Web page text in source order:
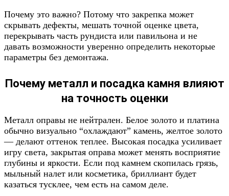
Почему это важно? Потому что закрепка может
скрывать дефекты, мешать точной оценке цвета,
перекрывать часть рундиста или павильона и не
давать возможности уверенно определить некоторые
параметры без демонтажа.
Почему металл и посадка камня влияют
на точность оценки
Металл оправы не нейтрален. Белое золото и платина
обычно визуально “охлаждают” камень, желтое золото
— делают оттенок теплее. Высокая посадка усиливает
игру света, закрытая оправа может менять восприятие
глубины и яркости. Если под камнем скопилась грязь,
мыльный налет или косметика, бриллиант будет
казаться тусклее, чем есть на самом деле.